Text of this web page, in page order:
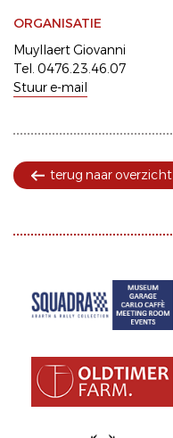
ORGANISATIE
Muyllaert Giovanni
Tel. 0476.23.46.07
Stuur e-mail
terug naar overzicht